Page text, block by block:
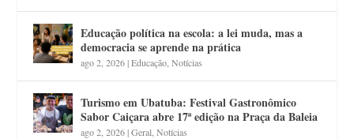
Educação política na escola: a lei muda, mas a
democracia se aprende na prática
ago 2, 2026|Educação ,Notícias
Turismo em Ubatuba: Festival Gastronômico
Sabor Caiçara abre 17ª edição na Praça da Baleia
ago 2, 2026|Geral ,Notícias